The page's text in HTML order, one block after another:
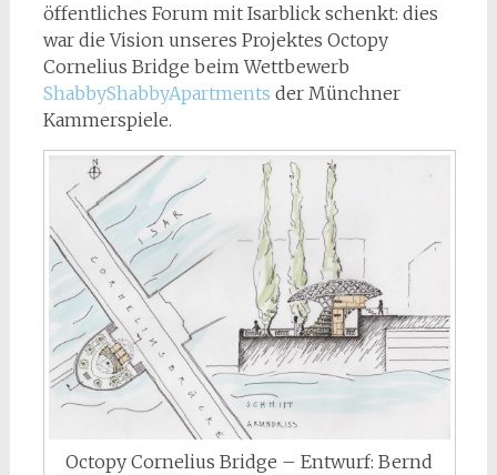
öffentliches Forum mit Isarblick schenkt: dies
war die Vision unseres Projektes Octopy
Cornelius Bridge beim Wettbewerb
ShabbyShabbyApartments der Münchner
Kammerspiele.
Octopy Cornelius Bridge – Entwurf: Bernd